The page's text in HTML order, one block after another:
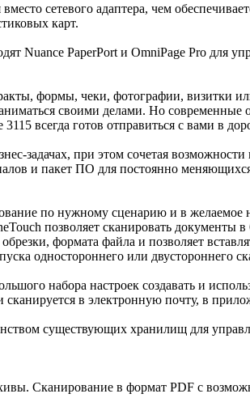
сетевого адаптера, чем
карт.
Nuance PaperPort и OmniPage Pro для
формы, чеки, фотографии, визитки
своими делами. Но
всегда готов отправиться с вами в
задачах, при этом сочетая
и пакет ПО для постоянно
по нужному сценарию и в
позволяет сканировать документы
формата файла и позволяет
одностороннего или двустороннего
набора настроек создавать и
в электронную почту, в
существующих хранилищ для
Сканирование в формат PDF с